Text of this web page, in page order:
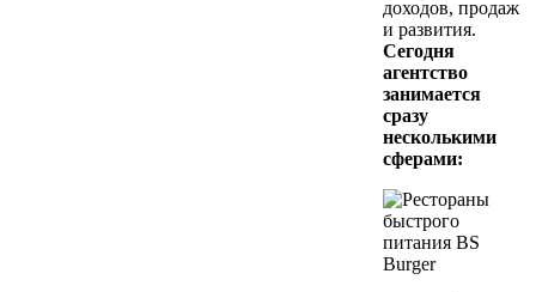
доходов, продаж
и развития.
Сегодня
агентство
занимается
сразу
несколькими
сферами: